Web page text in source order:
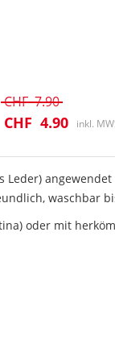
CHF7.90
CHF 4.90 inkl.
Leder)
waschbar
oder mit